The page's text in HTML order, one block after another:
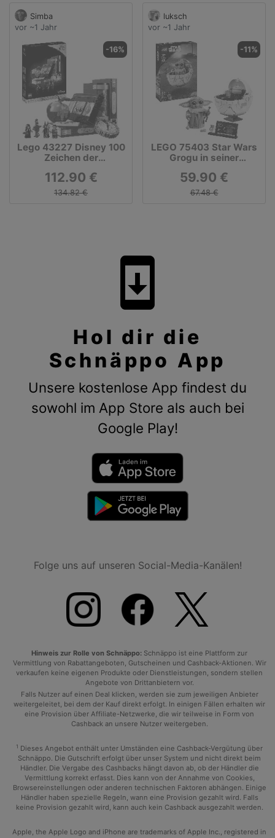
Simba
vor ~1 Jahr
-16%
Lego 43227 Disney 100
Zeichen der
Konstruktionsspielzeug
112.90 €
134.82 €
luksch
vor ~1 Jahr
-11%
LEGO 75403 Star Wars
Grogu in seiner
Konstruktionsspielzeug
59.90 €
67.48 €
system_update
Hol dir die
Schnäppo App
Unsere kostenlose App findest du
sowohl im App Store als auch bei
Google Play!
Folge uns auf unseren Social-Media-Kanälen!
Hinweis zur Rolle von Schnäppo: Schnäppo ist eine Plattform zur
Vermittlung von Rabattangeboten, Gutscheinen und Cashback-Aktionen. Wir
verkaufen keine eigenen Produkte oder Dienstleistungen, sondern stellen
Angebote von Drittanbietern vor.
Falls Nutzer auf einen Deal klicken, werden sie zum jeweiligen Anbieter
weitergeleitet, bei dem der Kauf direkt erfolgt. In einigen Fällen erhalten wir
eine Provision über Affiliate-Netzwerke, die wir teilweise in Form von
Cashback an unsere Nutzer weitergeben.
1 Dieses Angebot enthält unter Umständen eine Cashback-Vergütung über
Schnäppo. Die Gutschrift erfolgt über unser System und nicht direkt beim
Händler. Die Vergabe des Cashbacks hängt davon ab, ob der Händler die
Vermittlung korrekt erfasst. Dies kann von der Annahme von Cookies,
Browsereinstellungen oder anderen technischen Faktoren abhängen. Einige
Händler haben spezielle Regeln, wann eine Provision gezahlt wird. Falls
keine Provision gezahlt wird, kann auch kein Cashback ausgezahlt werden.
Apple, the Apple Logo and iPhone are trademarks of Apple Inc., registered in